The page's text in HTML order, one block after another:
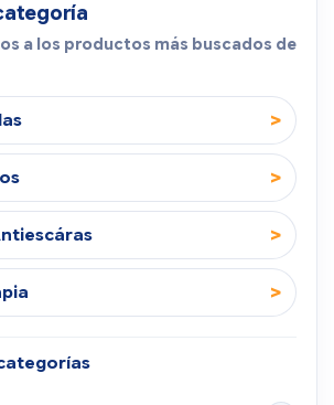
a los productos más buscados de
>
>
>
>